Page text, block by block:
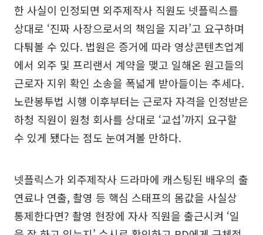
한 사실이 인정되면 외주제작사 직원도 넷플릭스를
상대로 ‘진짜 사장으로서의 책임을 지라’고 요구하며
다퉈볼 수 있다. 법원은 증거에 따라 영상콘텐츠업계
에서 외주 및 프리랜서 계약을 맺고 일해온 원고들의
근로자 지위 확인 소송을 폭넓게 받아들이는 추세다.
노란봉투법 시행 이후부터는 근로자 자격을 인정받은
하청 직원이 원청 회사를 상대로 ‘교섭’까지 요구할
수 있게 됐다는 점도 눈여겨볼 만하다.
넷플릭스가 외주제작사 드라마에 캐스팅된 배우의 출
연료나 연출, 촬영 등 핵심 스태프의 몸값을 사실상
통제한다면? 촬영 현장에 자사 직원을 출근시켜 ‘일